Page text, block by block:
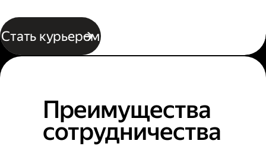
Стать курьером
Преимущества
сотрудничества